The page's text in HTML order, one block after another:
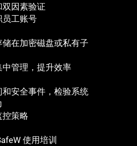
因素验证
员工账号
在加密磁盘或私有子
管理，提升效率
安全事件，检验系统
控策略
使用培训